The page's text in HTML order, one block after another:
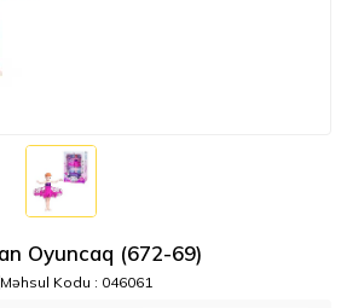
Oyuncaq (672-69)
Məhsul Kodu : 046061